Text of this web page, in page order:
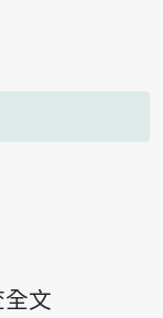
文